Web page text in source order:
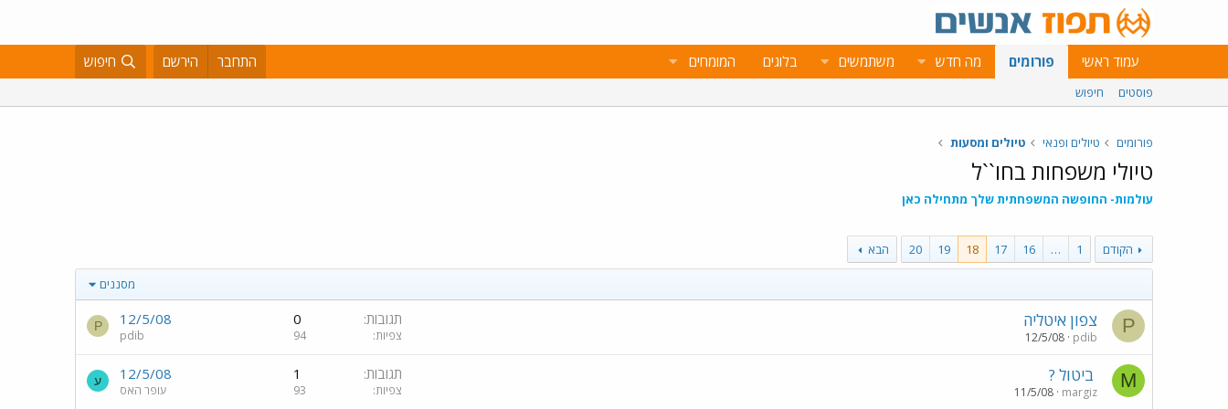
עמוד ראשי פורומים מה חדש משתמשים בלוגים המומחים התחבר הירשם חיפוש
פוסטים חיפוש
פורומים טיולים ופנאי טיולים ומסעות
טיולי משפחות בחו``ל
עולמות- החופשה המשפחתית שלך מתחילה כאן
הקודם 1
…
16
17
18
19
20 הבא
מסננים
P צפון איטליה
pdib
12/5/08
תגובות 0
צפיות 94
12/5/08
pdib
P
M ביטול ?
margiz
11/5/08
תגובות 1
צפיות 93
12/5/08
עופר האס
ע